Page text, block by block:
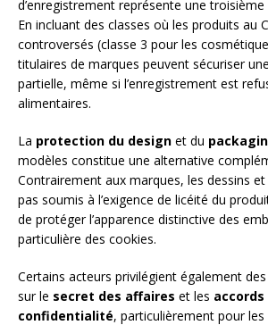
d’enregistrement représente une
En incluant des classes où les produits au
controversés (classe 3 pour les
titulaires de marques peuvent sécuriser
partielle, même si l’enregistrement est
alimentaires.
La protection du design et du
modèles constitue une alternative
Contrairement aux marques, les dessins
pas soumis à l’exigence de licéité du
de protéger l’apparence distinctive des
particulière des cookies.
Certains acteurs privilégient également
sur le secret des affaires et les accords
confidentialité, particulièrement pour